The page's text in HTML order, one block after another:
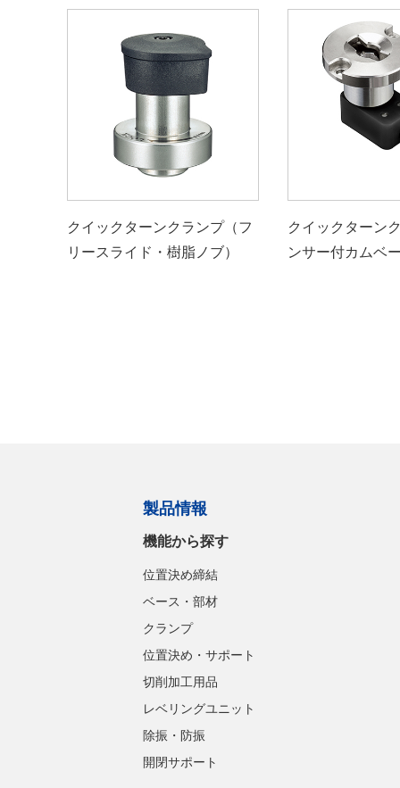
クイックターンクランプ（フ
リースライド・樹脂ノブ）
クイックターン
ンサー付カムベ
製品情報
機能から探す
位置決め締結
ベース・部材
クランプ
位置決め・サポート
切削加工用品
レベリングユニット
除振・防振
開閉サポート